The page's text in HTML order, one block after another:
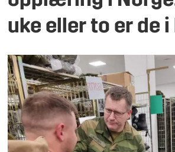
uke eller to er de i